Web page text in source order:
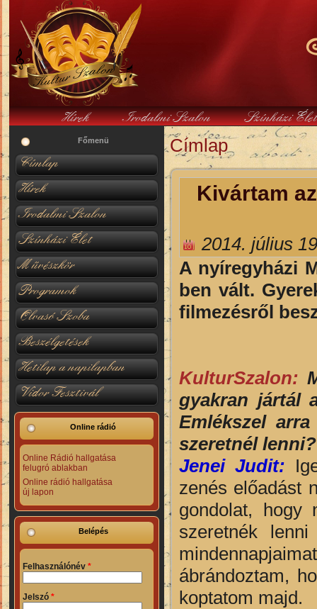
Hírek Irodalmi Szalon Színházi
Főmenü
Címlap
Hírek
Irodalmi Szalon
Színházi Élet
Művészkör
Programok
Olvasó Szoba
Beszélgetések
Hetilap a napilapban
Vidor Fesztivál
Online rádió
Online Rádió hallgatása
felugró ablakban
Online rádió hallgatása
új lapon
Belépés
Felhasználónév *
Jelszó *
Jelenlegi hely
Címlap
Kivártam
2014. július
A nyíregyházi
ben vált.
filmezésről
KulturSzalon:
gyakran jártál
Emlékszel
szeretnél lenni?
Jenei Judit:
zenés előadást
gondolat, hogy
szeretnék
ábrándoztam,
koptatom majd.